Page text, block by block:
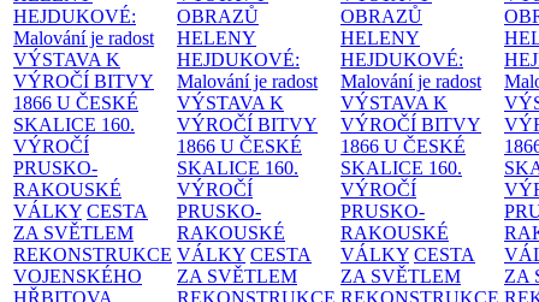
HEJDUKOVÉ:
Malování je radost
VÝSTAVA K
VÝROČÍ BITVY
1866 U ČESKÉ
SKALICE 160.
VÝROČÍ
PRUSKO-
RAKOUSKÉ
VÁLKY CESTA
ZA SVĚTLEM
REKONSTRUKCE
VOJENSKÉHO
OBRAZŮ
HELENY
HEJDUKOVÉ:
Malování je radost
VÝSTAVA K
VÝROČÍ BITVY
1866 U ČESKÉ
SKALICE 160.
VÝROČÍ
PRUSKO-
RAKOUSKÉ
VÁLKY CESTA
ZA SVĚTLEM
OBRAZŮ
HELENY
HEJDUKOVÉ:
Malování je radost
VÝSTAVA K
VÝROČÍ BITVY
1866 U ČESKÉ
SKALICE 160.
VÝROČÍ
PRUSKO-
RAKOUSKÉ
VÁLKY CESTA
ZA SVĚTLEM
ZA